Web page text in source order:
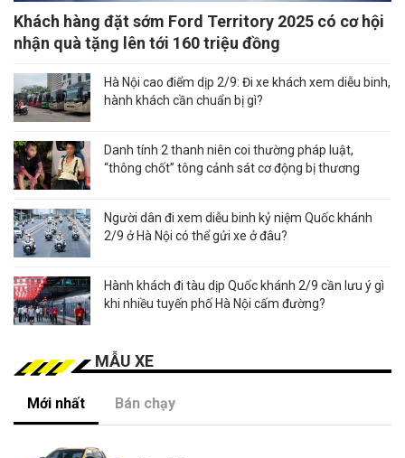
Khách hàng đặt sớm Ford Territory 2025 có cơ hội
nhận quà tặng lên tới 160 triệu đồng
Hà Nội cao điểm dịp 2/9: Đi xe khách xem diễu binh,
hành khách cần chuẩn bị gì?
Danh tính 2 thanh niên coi thường pháp luật,
“thông chốt” tông cảnh sát cơ động bị thương
Người dân đi xem diễu binh kỷ niệm Quốc khánh
2/9 ở Hà Nội có thể gửi xe ở đâu?
Hành khách đi tàu dịp Quốc khánh 2/9 cần lưu ý gì
khi nhiều tuyến phố Hà Nội cấm đường?
MẪU XE
Mới nhất Bán chạy